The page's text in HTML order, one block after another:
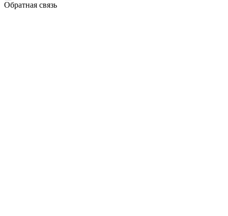
Обратная связь